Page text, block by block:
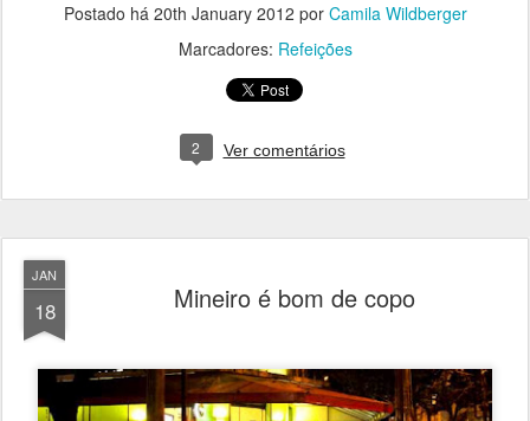
Postado há 20th January 2012 por Camila Wildberger
Marcadores: Refeições
2 Ver comentários
JAN
18 Mineiro é bom de copo